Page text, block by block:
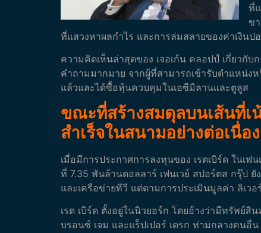
ที่
ข
ที่แสวงหาผลกำไร และการล่มสลายของค่าเงิน
ความคิดเห็นล่าสุดของ เจอเก้น คลอปป์ เกี่ยวกั
คำถามมากมาย จากผู้ที่สามารถเข้ารับตำแหน่ง
แล้วและได้ซื้อหุ้นควบคุมในเอซีมิลานและตูลูส
ขณะที่สร้างสมดุลบนเส้นที่เ
สำเร็จในสนามอย่างต่อเนื่อง
เมื่อมีการประกาศการลงทุนของ เรดเบิร์ด ในเ
ที่ 7.35 พันล้านดอลลาร์ เฟนเวย์ สปอร์ตส กรุ๊ป
และเครือข่ายทีวี แต่ตามการประเมินมูลค่า ลิเ
เรด เบิร์ด ตั้งอยู่ในนิวยอร์ก โดยอ้างว่ามีทรัพย์
บรอนซ์ เจม และแร็ปเปอร์ เดรก ท่ามกลางคนอื่